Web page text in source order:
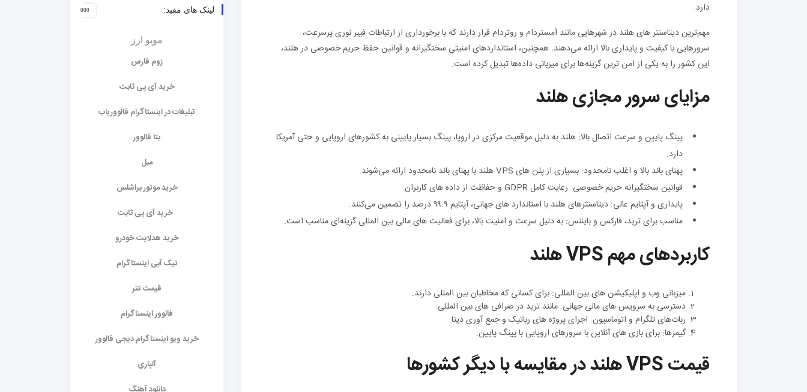
دارد.
مهم‌ترین دیتاسنتر های هلند در شهرهایی مانند آمستردام و روتردام قرار دارند که با برخورداری از ارتباطات فیبر نوری پرسرعت،
سرورهایی با کیفیت و پایداری بالا ارائه می‌دهند. همچنین، استانداردهای امنیتی سختگیرانه و قوانین حفظ حریم خصوصی در هلند،
این کشور را به یکی از امن‌ ترین گزینه‌ها برای میزبانی داده‌ها تبدیل کرده است.
مزایای سرور مجازی هلند
پینگ پایین و سرعت اتصال بالا: هلند به دلیل موقعیت مرکزی در اروپا، پینگ بسیار پایینی به کشورهای اروپایی و حتی آمریکا
دارد.
پهنای باند بالا و اغلب نامحدود: بسیاری از پلن‌ های VPS هلند با پهنای باند نامحدود ارائه می‌شوند.
قوانین سختگیرانه حریم خصوصی: رعایت کامل GDPR و حفاظت از داده‌ های کاربران.
پایداری و آپتایم عالی: دیتاسنترهای هلند با استاندارد های جهانی، آپتایم ۹۹.۹ درصد را تضمین می‌کنند.
مناسب برای ترید، فارکس و بایننس: به دلیل سرعت و امنیت بالا، برای فعالیت‌ های مالی بین‌ المللی گزینه‌ای مناسب است.
کاربردهای مهم VPS هلند
میزبانی وب و اپلیکیشن‌ های بین‌ المللی: برای کسانی که مخاطبان بین‌ المللی دارند.
دسترسی به سرویس‌ های مالی جهانی: مانند ترید در صرافی‌ های بین‌ المللی.
ربات‌های تلگرام و اتوماسیون: اجرای پروژه‌ های رباتیک و جمع‌ آوری دیتا.
گیمرها: برای بازی‌ های آنلاین با سرورهای اروپایی با پینگ پایین.
قیمت VPS هلند در مقایسه با دیگر کشورها
لینک های مفید:
موبو ارز
زوم فارس
خرید آی پی ثابت
تبلیغات در اینستاگرام فالووریاب
بتا فالوور
مبل
خرید موتور براشلس
خرید آی پی ثابت
خرید هدلایت خودرو
تیک آبی اینستاگرام
قیمت تتر
فالوور اینستاگرام
خرید ویو اینستاگرام دیجی فالوور
آلپاری